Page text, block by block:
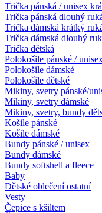
Trička pánská / unisex
Trička pánská dlouhý
Trička dámská krátký
Trička dámská dlouhý
Trička dětská
Polokošile pánské /
Polokošile dámské
Polokošile dětské
Mikiny, svetry pánské/
Mikiny, svetry dámské
Mikiny, svetry, bundy
Košile pánské
Košile dámské
Bundy pánské / unisex
Bundy dámské
Bundy softshell a fleece
Baby
Dětské oblečení ostatní
Vesty
Čepice s kšiltem